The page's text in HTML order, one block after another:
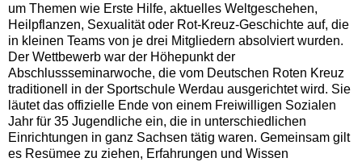
um Themen wie Erste Hilfe, aktuelles Weltgeschehen,
Heilpflanzen, Sexualität oder Rot-Kreuz-Geschichte auf, die
in kleinen Teams von je drei Mitgliedern absolviert wurden.
Der Wettbewerb war der Höhepunkt der
Abschlussseminarwoche, die vom Deutschen Roten Kreuz
traditionell in der Sportschule Werdau ausgerichtet wird. Sie
läutet das offizielle Ende von einem Freiwilligen Sozialen
Jahr für 35 Jugendliche ein, die in unterschiedlichen
Einrichtungen in ganz Sachsen tätig waren. Gemeinsam gilt
es Resümee zu ziehen, Erfahrungen und Wissen